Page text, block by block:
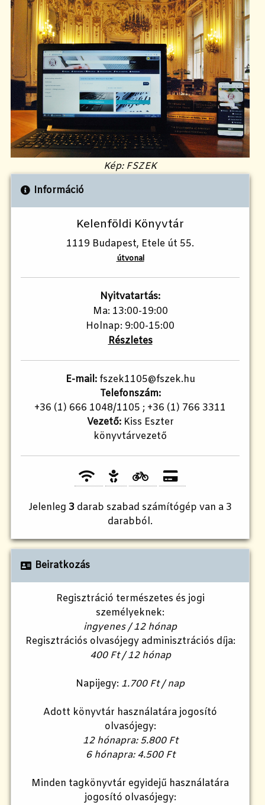
Kép: FSZEK
Információ
Kelenföldi Könyvtár
1119 Budapest, Etele út 55.
útvonal
Nyitvatartás:
Ma: 13:00-19:00
Holnap: 9:00-15:00
Részletes
E-mail:fszek1105@fszek.hu
Telefonszám:
+36 (1) 666 1048/1105 ; +36 (1) 766 3311
Vezető:Kiss Eszter
könyvtárvezető
Jelenleg 3 darab szabad számítógép van a 3
darabból.
Beiratkozás
Regisztráció természetes és jogi
személyeknek:
ingyenes / 12 hónap
Regisztrációs olvasójegy adminisztrációs díja:
400 Ft / 12 hónap
Napijegy: 1.700 Ft / nap
Adott könyvtár használatára jogosító
olvasójegy:
12 hónapra: 5.800 Ft
6 hónapra: 4.500 Ft
Minden tagkönyvtár egyidejű használatára
jogosító olvasójegy: